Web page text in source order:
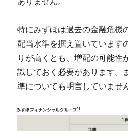
特にみずほは過去の金融危機
配当水準を据え置いています
りが高くとも、増配の可能性
識しておく必要があります。
準についても明言していませ